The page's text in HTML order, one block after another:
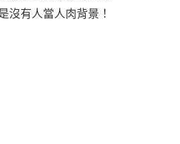
沒有人當人肉背景！
BISHDREAM/